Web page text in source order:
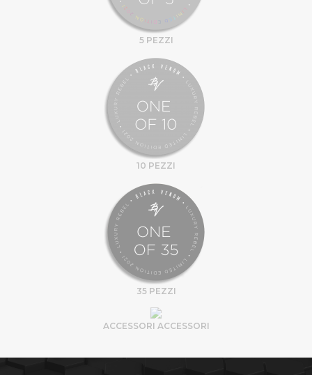
5 PEZZI
10 PEZZI
35 PEZZI
ACCESSORI ACCESSORI